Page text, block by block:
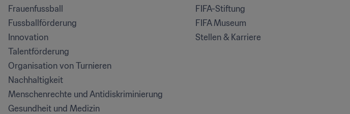
Frauenfussball
Fussballförderung
Innovation
Talentförderung
Organisation von Turnieren
Nachhaltigkeit
Menschenrechte und Antidiskriminierung
Gesundheit und Medizin
FIFA-Stiftung
FIFA Museum
Stellen & Karriere